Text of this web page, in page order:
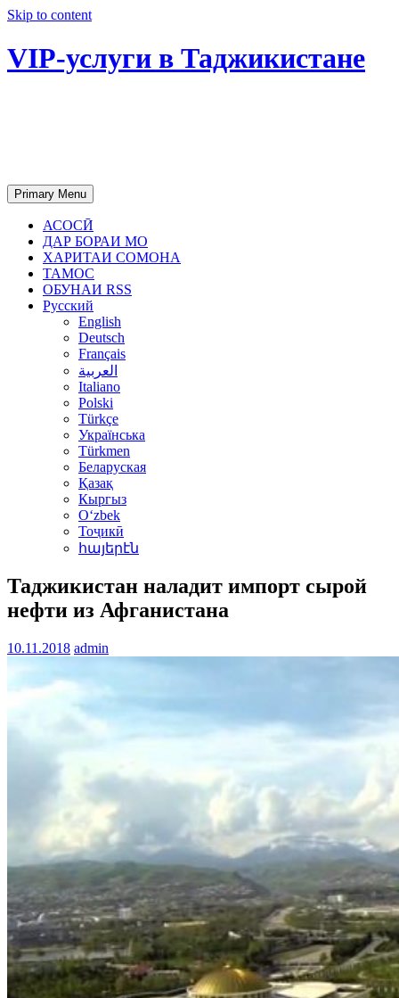
Skip to content
VIP-услуги в Таджикистане
Primary Menu
АСОСӢ
ДАР БОРАИ МО
ХАРИТАИ СОМОНА
ТАМОС
ОБУНАИ RSS
Русский
English
Deutsch
Français
العربية
Italiano
Polski
Türkçe
Українська
Türkmen
Беларуская
Қазақ
Кыргыз
Oʻzbek
Тоҷикӣ
հայերէն
Таджикистан наладит импорт сырой
нефти из Афганистана
10.11.2018 admin